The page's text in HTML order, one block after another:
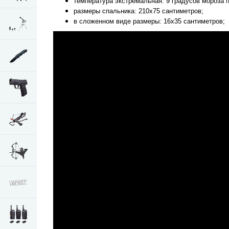
размеры спальника: 210x75 сантиметров;
в сложенном виде размеры: 16x35 сантиметров;